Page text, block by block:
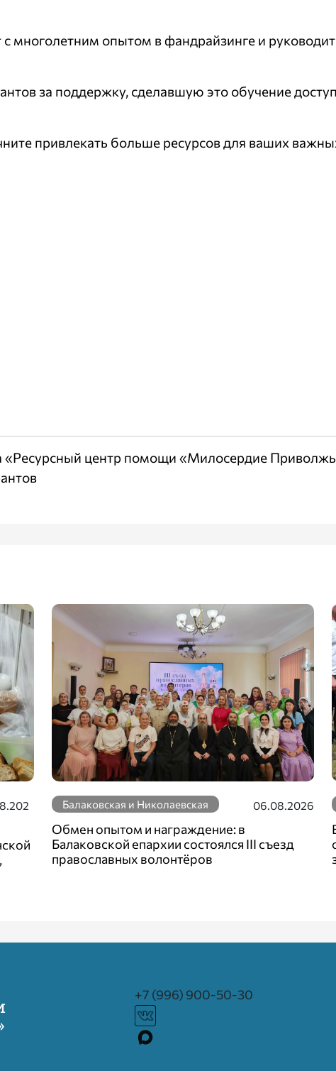
с многолетним опытом в фандрайзинге и
за поддержку, сделавшую это обучение
привлекать больше ресурсов для ваших
«Ресурсный центр помощи «Милосердие
Балаковская и Николаевская 06.08.2026
Обмен опытом и награждение: в
Балаковской епархии состоялся III съезд
православных волонтёров
+7 (996) 900-50-30